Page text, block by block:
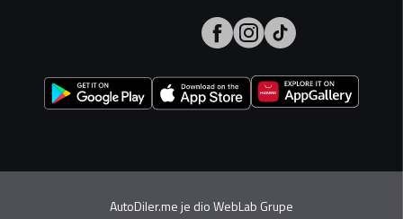
AutoDiler.me je dioWebLab Grupe